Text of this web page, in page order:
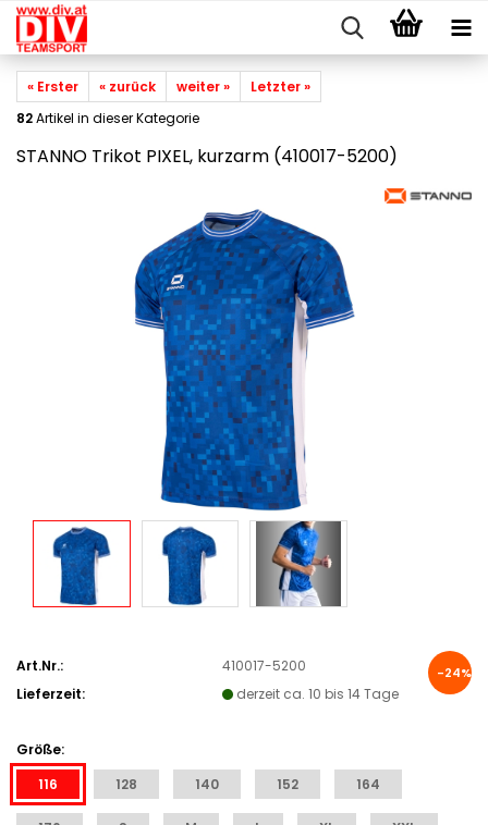
« Erster « zurück weiter »
Letzter »
82Artikel in dieser Kategorie
STANNO Trikot PIXEL, kurzarm (410017-5200)
-24%
Art.Nr.:
410017-5200
Lieferzeit:
derzeit ca. 10 bis 14 Tage
Größe:
116
128 140 152 164